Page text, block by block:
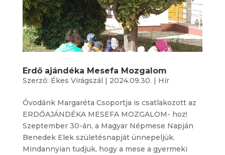
Erdő ajándéka Mesefa Mozgalom
Szerző: Ékes Virágszál | 2024.09.30. | Hír
Óvodánk Margaréta Csoportja is csatlakozott az
ERDŐAJÁNDÉKA MESEFA MOZGALOM- hoz!
Szeptember 30-án, a Magyar Népmese Napján
Benedek Elek születésnapját ünnepeljük.
Mindannyian tudjuk, hogy a mese a gyermeki